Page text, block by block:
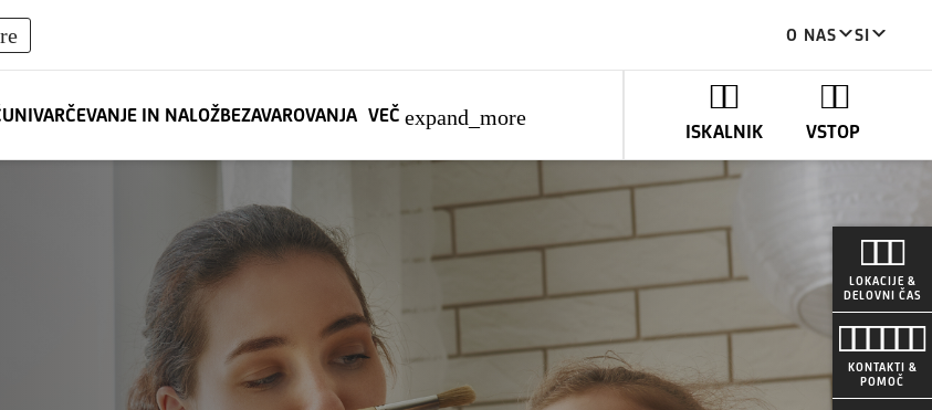
O NAS SI
VARČEVANJE IN NALOŽBEZAVAROVANJA VEČ expand_more
ISKALNIK VSTOP
LOKACIJE &
DELOVNI ČAS
KONTAKTI &
POMOČ